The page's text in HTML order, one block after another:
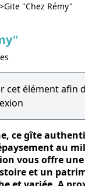
>Gite "Chez Rémy"
cet élément afin
ce gîte
au
vous offre
et un